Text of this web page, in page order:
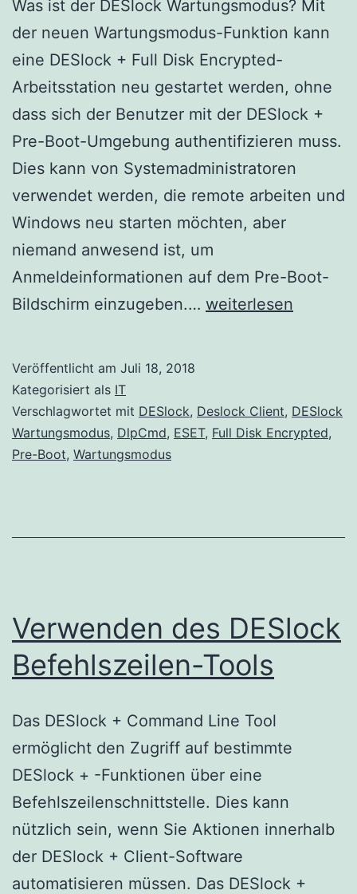
Was ist der DESlock Wartungsmodus? Mit
der neuen Wartungsmodus-Funktion kann
eine DESlock + Full Disk Encrypted-
Arbeitsstation neu gestartet werden, ohne
dass sich der Benutzer mit der DESlock +
Pre-Boot-Umgebung authentifizieren muss.
Dies kann von Systemadministratoren
verwendet werden, die remote arbeiten und
Windows neu starten möchten, aber
niemand anwesend ist, um
Anmeldeinformationen auf dem Pre-Boot-
Bildschirm einzugeben.… DESlock
weiterlesen
Veröffentlicht am Juli 18, 2018
Kategorisiert als IT
Verschlagwortet mit DESlock, Deslock Client, DESlock
Wartungsmodus, DlpCmd, ESET, Full Disk Encrypted,
Pre-Boot, Wartungsmodus
Verwenden des DESlock
Befehlszeilen-Tools
Das DESlock + Command Line Tool
ermöglicht den Zugriff auf bestimmte
DESlock + -Funktionen über eine
Befehlszeilenschnittstelle. Dies kann
nützlich sein, wenn Sie Aktionen innerhalb
der DESlock + Client-Software
automatisieren müssen. Das DESlock +